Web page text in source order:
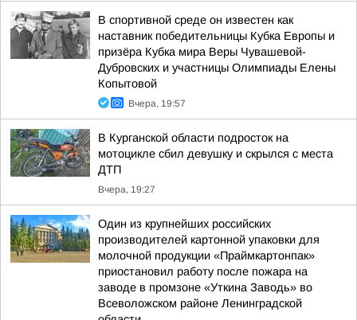
В спортивной среде он известен как
наставник победительницы Кубка Европы и
призёра Кубка мира Веры Чувашевой-
Дубровских и участницы Олимпиады Елены
Копытовой
Вчера, 19:57
В Курганской области подросток на
мотоцикле сбил девушку и скрылся с места
ДТП
Вчера, 19:27
Один из крупнейших российских
производителей картонной упаковки для
молочной продукции «Праймкартонпак»
приостановил работу после пожара на
заводе в промзоне «Уткина Заводь» во
Всеволожском районе Ленинградской